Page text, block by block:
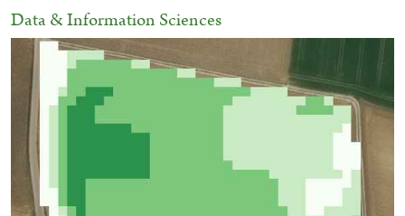
Data & Information Sciences